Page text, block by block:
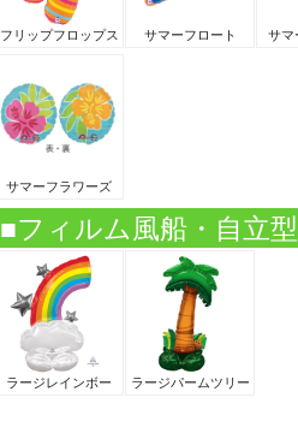
フリップフロップス サマーフロート サマ
サマーフラワーズ
■フィルム風船・自立
ラージレインボー ラージパームツリー